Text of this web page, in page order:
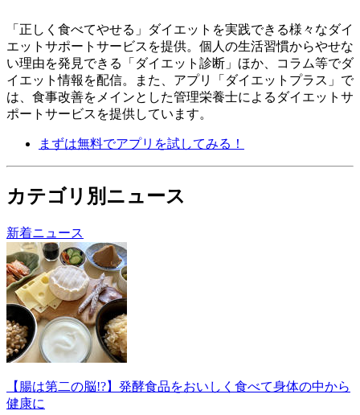
「正しく食べてやせる」ダイエットを実践できる様々なダイ
エットサポートサービスを提供。個人の生活習慣からやせな
い理由を発見できる「ダイエット診断」ほか、コラム等でダ
イエット情報を配信。 また、アプリ「ダイエットプラス」で
は、食事改善をメインとした管理栄養士によるダイエットサ
ポートサービスを提供しています。
まずは無料でアプリを試してみる！
カテゴリ別ニュース
新着ニュース
【腸は第二の脳!?】発酵食品をおいしく食べて身体の中から
健康に